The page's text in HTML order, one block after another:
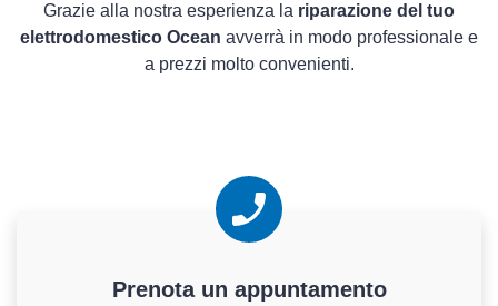
Grazie alla nostra esperienza la riparazione del tuo
elettrodomestico Ocean avverrà in modo professionale e
a prezzi molto convenienti.
Prenota un appuntamento